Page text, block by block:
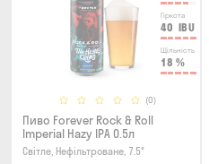
Гіркота
40 IBU
Щільність
18 %
(0)
Пиво Forever Rock & Roll
Imperial Hazy IPA 0.5л
Світле, Нефільтроване, 7.5°